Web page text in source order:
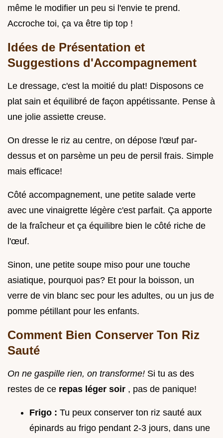
même le modifier un peu si l'envie te prend.
Accroche toi, ça va être tip top !
Idées de Présentation et
Suggestions d'Accompagnement
Le dressage, c'est la moitié du plat! Disposons ce
plat sain et équilibré de façon appétissante. Pense à
une jolie assiette creuse.
On dresse le riz au centre, on dépose l'œuf par-
dessus et on parsème un peu de persil frais. Simple
mais efficace!
Côté accompagnement, une petite salade verte
avec une vinaigrette légère c'est parfait. Ça apporte
de la fraîcheur et ça équilibre bien le côté riche de
l'œuf.
Sinon, une petite soupe miso pour une touche
asiatique, pourquoi pas? Et pour la boisson, un
verre de vin blanc sec pour les adultes, ou un jus de
pomme pétillant pour les enfants.
Comment Bien Conserver Ton Riz
Sauté
On ne gaspille rien, on transforme! Si tu as des
restes de ce repas léger soir , pas de panique!
Frigo : Tu peux conserver ton riz sauté aux
épinards au frigo pendant 2-3 jours, dans une